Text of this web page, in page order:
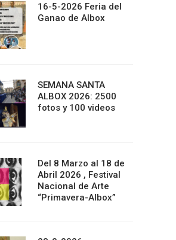
16-5-2026 Feria del
Ganao de Albox
SEMANA SANTA
ALBOX 2026: 2500
fotos y 100 videos
Del 8 Marzo al 18 de
Abril 2026 , Festival
Nacional de Arte
“Primavera-Albox”